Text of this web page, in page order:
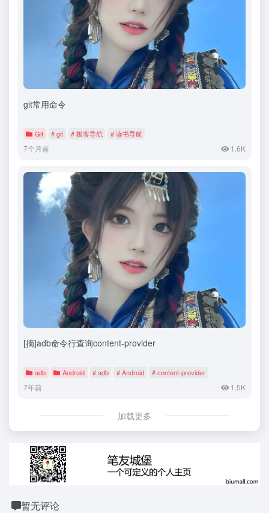
git常用命令
Git # git # 极客导航 # 读书导航
7个月前 1.6K
[摘]adb命令行查询content-provider
adb Android # adb # Android # content-provider
7年前 1.5K
加载更多
暂无评论